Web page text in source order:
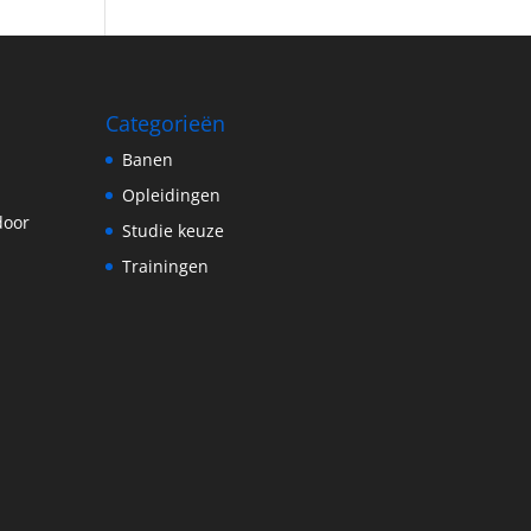
Categorieën
Banen
Opleidingen
Studie keuze
Trainingen